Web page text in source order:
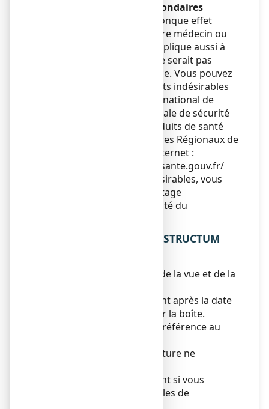
Déclaration des effets secondaires
Si vous ressentez un quelconque effet
indésirable, parlez-en à votre médecin ou
votre pharmacien. Ceci s’applique aussi à
tout effet indésirable qui ne serait pas
mentionné dans cette notice. Vous pouvez
également déclarer les effets indésirables
directement via le système national de
déclaration : Agence nationale de sécurité
du médicament et des produits de santé
(ANSM) et réseau des Centres Régionaux de
Pharmacovigilance - Site internet :
https://signalement.social-sante.gouv.fr/
En signalant les effets indésirables, vous
contribuez à fournir davantage
d’informations sur la sécurité du
5. COMMENT CONSERVER STRUCTUM
Tenir ce médicament hors de la vue et de la
N’utilisez pas ce médicament après la date
de péremption indiquée sur la boîte.
La date de péremption fait référence au
A conserver à une température ne
N’utilisez pas ce médicament si vous
remarquez des signes visibles de